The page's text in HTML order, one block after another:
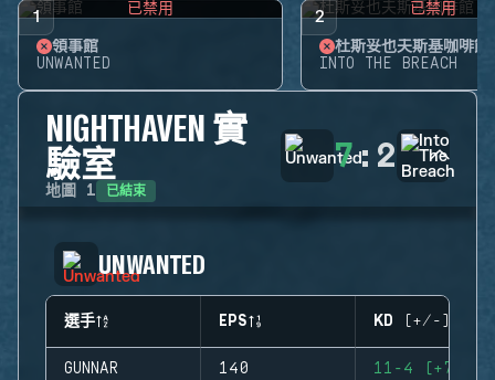
1 已禁用
領事館
UNWANTED
2 已禁用
杜斯妥也夫斯基咖啡館
INTO THE BREACH
NIGHTHAVEN 實
驗室
地圖 1 已結束
7: 2
UNWANTED
選手 EPS KD (+/-)
GUNNAR 140 11-4 (+7)